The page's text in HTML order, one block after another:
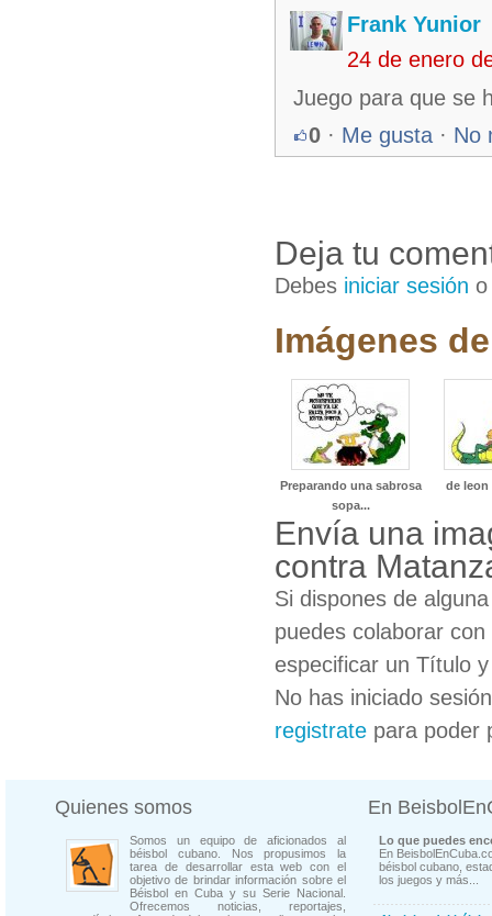
Frank Yunior
24 de enero
Juego para que se
0 · Me gusta · No
Deja tu
Debes iniciar sesión
Imágenes
Preparando una sabrosa
sopa...
de leon
Envía una
contra
Si dispones de
puedes colaborar
especificar un Título
No has iniciado
registrate para poder
Quienes somos
Somos un equipo de aficionados al
béisbol cubano. Nos propusimos la
tarea de desarrollar esta web con el
objetivo de brindar información sobre el
Béisbol en Cuba y su Serie Nacional.
Ofrecemos noticias, reportajes,
En
Lo que puedes
En
béisbol cubano,
los juegos y más...